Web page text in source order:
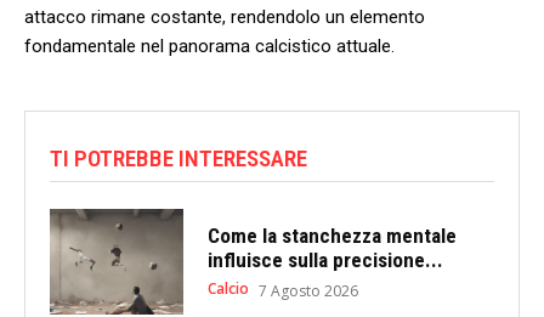
attacco rimane costante,⁤ rendendolo un elemento​
fondamentale nel panorama‍ calcistico⁤ attuale.
TI POTREBBE INTERESSARE
Come la stanchezza mentale
influisce sulla precisione...
Calcio 7 Agosto 2026